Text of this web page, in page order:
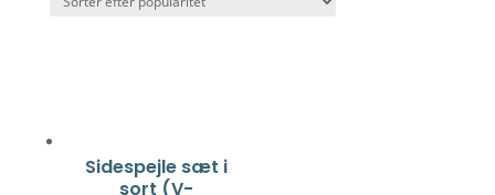
Sidespejle sæt i
sort (V-